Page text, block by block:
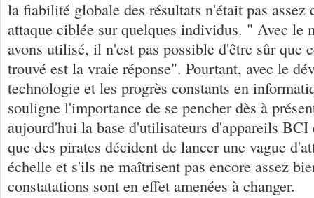
la fiabilité globale des résultats n'était pas assez
attaque ciblée sur quelques individus. " Avec le
avons utilisé, il n'est pas possible d'être sûr que
trouvé est la vraie réponse". Pourtant, avec le
technologie et les progrès constants en
souligne l'importance de se pencher dès à
aujourd'hui la base d'utilisateurs d'appareils
que des pirates décident de lancer une vague
échelle et s'ils ne maîtrisent pas encore assez
constatations sont en effet amenées à changer.